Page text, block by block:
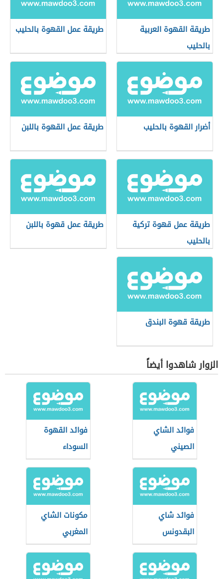
طريقة القهوة العربية
بالحليب
طريقة عمل القهوة بالحليب
أضرار القهوة بالحليب طريقة عمل القهوة باللبن
طريقة عمل قهوة تركية
بالحليب
طريقة عمل قهوة باللبن
طريقة قهوة البندق
الزوار شاهدوا أيضاً
فوائد الشاي
الصيني
فوائد القهوة
السوداء
فوائد شاي
البقدونس
مكونات الشاي
المغربي